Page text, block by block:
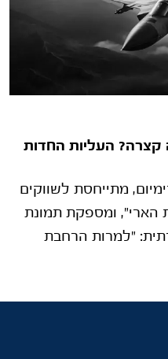
העליות החדות
מתייחסת לשווקים
הארי", ומספקת תמונת
"למרות הרחבת